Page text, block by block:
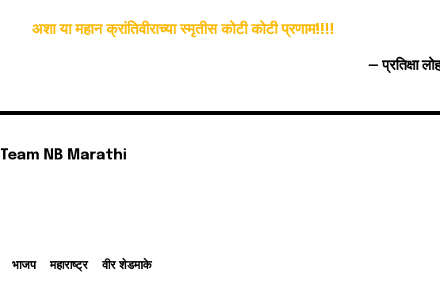
अशा या महान क्रांतिवीराच्या स्मृतीस कोटी कोटी प्रणाम!!!!
– प्रतिक्षा
Team NB Marathi
भाजप महाराष्ट्र वीर शेडमाके